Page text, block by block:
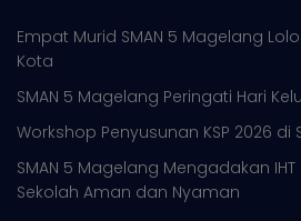
Empat Murid SMAN 5 Magelang
Kota
SMAN 5 Magelang Peringati Hari
Workshop Penyusunan KSP 2026 di
SMAN 5 Magelang Mengadakan
Sekolah Aman dan Nyaman